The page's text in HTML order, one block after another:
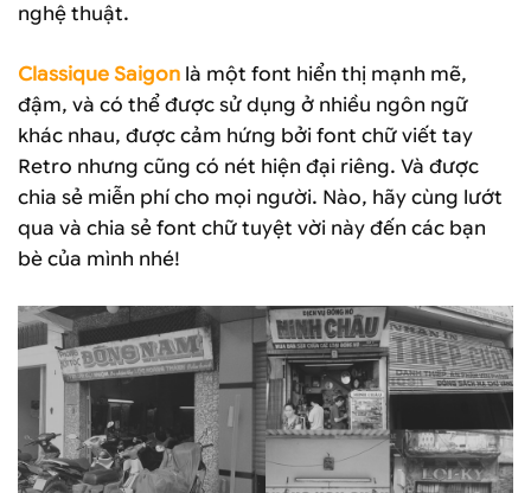
nghệ thuật.
Classique Saigon là một font hiển thị mạnh mẽ,
đậm, và có thể được sử dụng ở nhiều ngôn ngữ
khác nhau, được cảm hứng bởi font chữ viết tay
Retro nhưng cũng có nét hiện đại riêng. Và được
chia sẻ miễn phí cho mọi người. Nào, hãy cùng lướt
qua và chia sẻ font chữ tuyệt vời này đến các bạn
bè của mình nhé!